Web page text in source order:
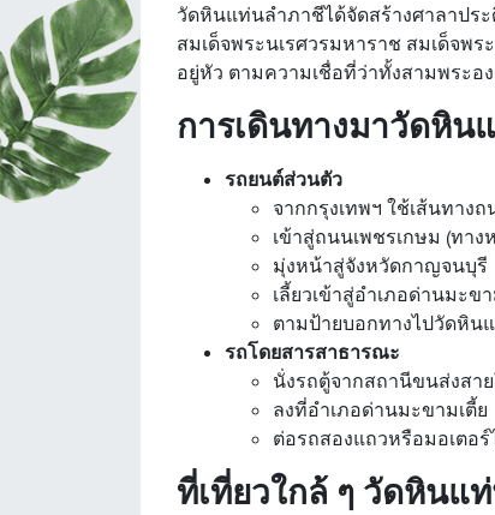
วัดหินแท่นลำภาชีได้จัดสร้างศาลาปร
สมเด็จพระนเรศวรมหาราช สมเด็จพ
อยู่หัว ตามความเชื่อที่ว่าทั้งสามพระอ
การเดินทางมาวัดหิน
รถยนต์ส่วนตัว
จากกรุงเทพฯ ใช้เส้นทา
เข้าสู่ถนนเพชรเกษม (ทาง
มุ่งหน้าสู่จังหวัดกาญจนบุรี
เลี้ยวเข้าสู่อำเภอด่านมะขา
ตามป้ายบอกทางไปวัดหิน
รถโดยสารสาธารณะ
นั่งรถตู้จากสถานีขนส่งสา
ลงที่อำเภอด่านมะขามเตี้ย
ต่อรถสองแถวหรือมอเตอร์
ที่เที่ยวใกล้ ๆ วัดหินแ